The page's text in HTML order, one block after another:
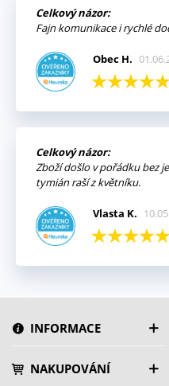
Celkový názor:
Fajn komunikace i rychlé
Obec H.
Celkový názor:
Zboží došlo v pořádku bez
tymián raší z květníku.
Vlasta K.
INFORMACE
NAKUPOVÁNÍ